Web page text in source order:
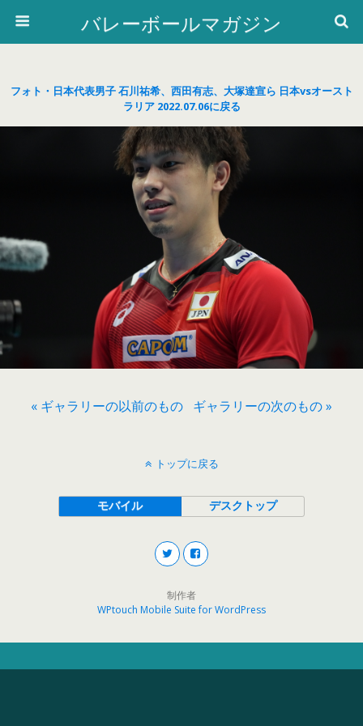
バレーボールマガジン
フォト・日本代表男子 石川祐希、西田有志、大塚達宣ら 日本vsオースト
ラリア 2022.07.06に戻る
« ギャラリーの以前のもの ギャラリーの次のもの »
トップに戻る
モバイル デスクトップ
制作者
WPtouch Mobile Suite for WordPress